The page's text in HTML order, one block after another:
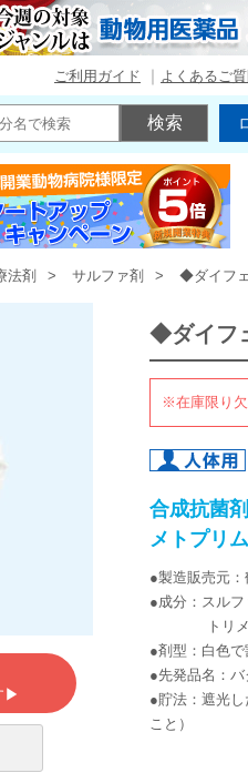
ご利用ガイド よくあるご
法剤 サルファ剤 ◆ダイフ
▶
◆ダイフ
※在庫限り欠
合成抗菌
メトプリ
●製造販売元
●成分：スル
トリメト
●剤型：白色で
●先発品名：
●貯法：遮光
こと）